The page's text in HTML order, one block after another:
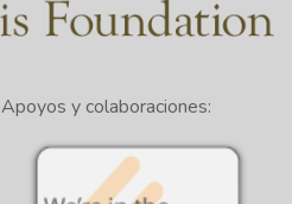
Apoyos y colaboraciones: